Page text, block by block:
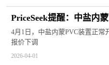
PriceSeek提醒：中盐内
点
4月1日，中盐内蒙PVC装置正
报价下调
2026-04-01